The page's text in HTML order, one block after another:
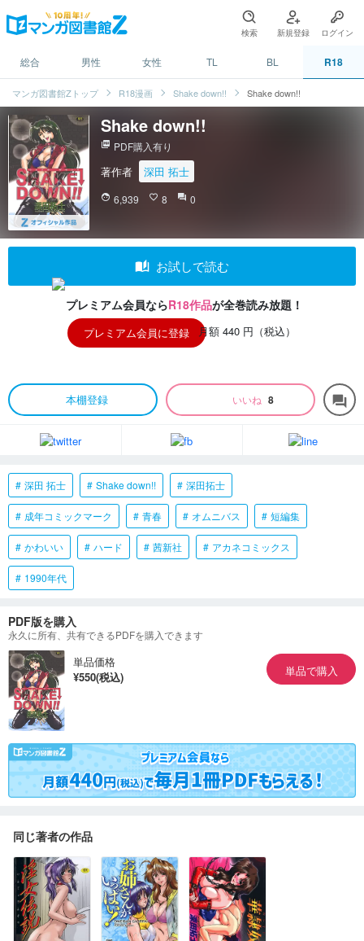
検索 新規登録 ログイン
総合 男性 女性 TL BL R18
マンガ図書館Zトップ R18漫画 Shake down!! Shake down!!
Shake down!!
picture_as_pdf PDF購入有り
著作者 深田 拓士
face 6,939 favorite_border 8 question_answer 0
auto_stories お試しで読む
プレミアム会員ならR18作品が全巻読み放題！
プレミアム会員に登録 月額 440 円（税込）
本棚登録 いいね 8 forum
深田 拓士 Shake down!! 深田拓士
成年コミックマーク 青春 オムニバス 短編集
かわいい ハード 茜新社 アカネコミックス
1990年代
PDF版を購入
永久に所有、共有できるPDFを購入できます
単品価格
¥550(税込)
単品で購入
同じ著者の作品